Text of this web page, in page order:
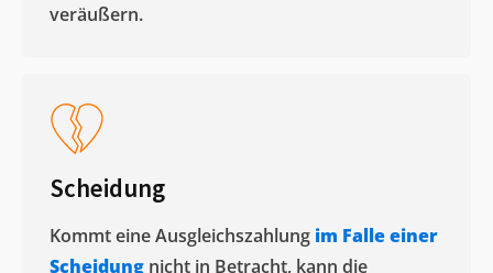
veräußern. ​
Scheidung
Kommt eine Ausgleichszahlung im Falle einer
Scheidung nicht in Betracht, kann die